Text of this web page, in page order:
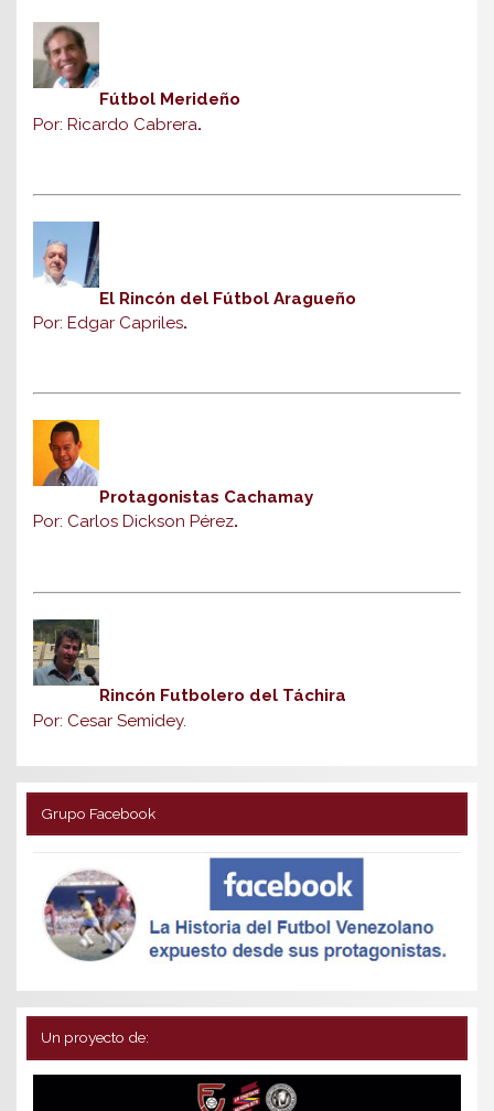
Fútbol Merideño
Por: Ricardo Cabrera.
El Rincón del Fútbol Aragueño
Por: Edgar Capriles.
Protagonistas Cachamay
Por: Carlos Dickson Pérez.
Rincón Futbolero del Táchira
Por: Cesar Semidey.
Grupo Facebook
Un proyecto de: